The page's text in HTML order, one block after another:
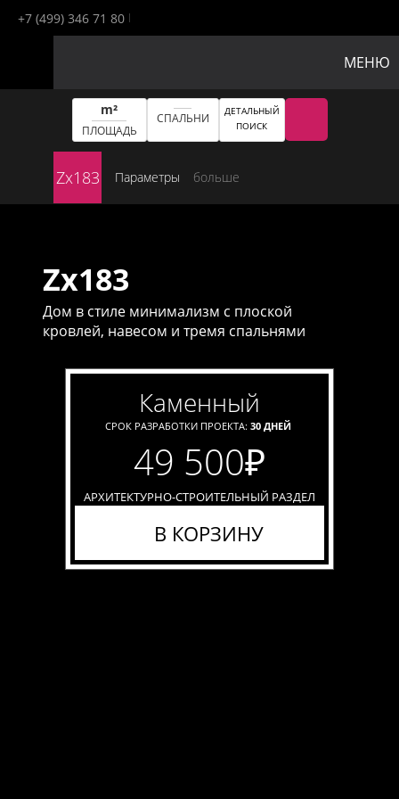
+7 (499) 346 71 80
МЕНЮ
m²
ПЛОЩАДЬ
СПАЛЬНИ
ДЕТАЛЬНЫЙ
ПОИСК
Zx183 Параметры больше
Zx183
Дом в стиле минимализм с плоской
кровлей, навесом и тремя спальнями
каменный
СРОК РАЗРАБОТКИ ПРОЕКТА: 30 ДНЕЙ
49 500₽
АРХИТЕКТУРНО-СТРОИТЕЛЬНЫЙ РАЗДЕЛ
В КОРЗИНУ